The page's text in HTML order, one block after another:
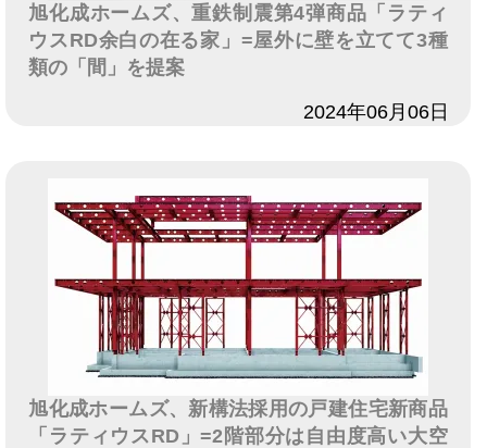
旭化成ホームズ、重鉄制震第4弾商品「ラティ
ウスRD余白の在る家」=屋外に壁を立てて3種
類の「間」を提案
2024年06月06日
旭化成ホームズ、新構法採用の戸建住宅新商品
「ラティウスRD」=2階部分は自由度高い大空